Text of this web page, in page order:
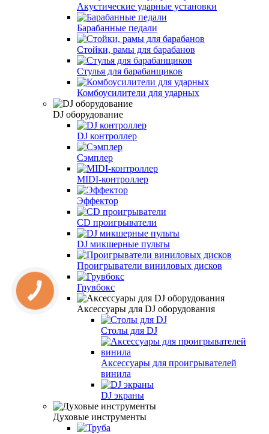
Акустические ударные установки
Барабанные педали
Стойки, рамы для барабанов
Стулья для барабанщиков
Комбоусилители для ударных
DJ оборудование
DJ контроллер
Сэмплер
MIDI-контроллер
Эффектор
CD проигрыватели
DJ микшерные пульты
Проигрыватели виниловых дисков
Грувбокс
Аксессуары для DJ оборудования
Столы для DJ
Аксессуары для проигрывателей
винила
DJ экраны
Духовые инструменты